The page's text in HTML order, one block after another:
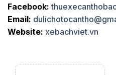
Facebook:
Email:
Website: xebachviet.vn